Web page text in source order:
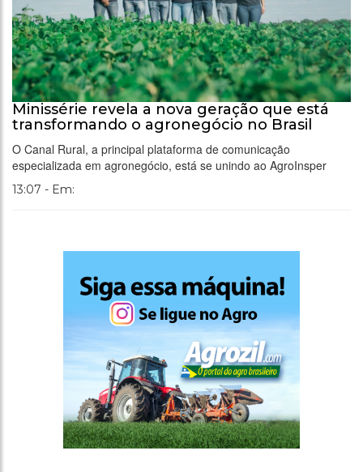
Minissérie revela a nova geração que está
transformando o agronegócio no Brasil
O Canal Rural, a principal plataforma de comunicação
especializada em agronegócio, está se unindo ao AgroInsper
13:07 - Em: